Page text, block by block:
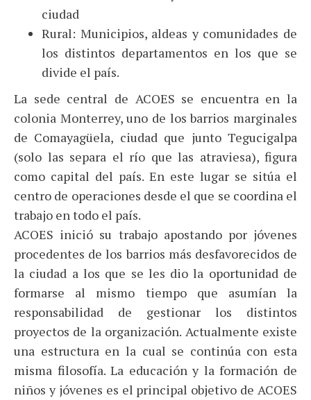
ciudad
Rural: Municipios, aldeas y comunidades de
los distintos departamentos en los que se
divide el país.
La sede central de ACOES se encuentra en la
colonia Monterrey, uno de los barrios marginales
de Comayagüela, ciudad que junto Tegucigalpa
(solo las separa el río que las atraviesa), figura
como capital del país. En este lugar se sitúa el
centro de operaciones desde el que se coordina el
trabajo en todo el país.
ACOES inició su trabajo apostando por jóvenes
procedentes de los barrios más desfavorecidos de
la ciudad a los que se les dio la oportunidad de
formarse al mismo tiempo que asumían la
responsabilidad de gestionar los distintos
proyectos de la organización. Actualmente existe
una estructura en la cual se continúa con esta
misma filosofía. La educación y la formación de
niños y jóvenes es el principal objetivo de ACOES